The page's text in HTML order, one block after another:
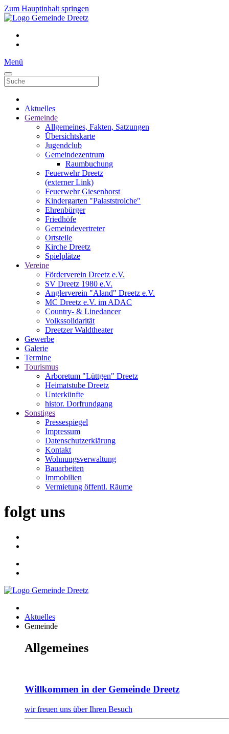
Zum Hauptinhalt springen
Menü
Aktuelles
Gemeinde
Allgemeines, Fakten, Satzungen
Übersichtskarte
Jugendclub
Gemeindezentrum
Raumbuchung
Feuerwehr Dreetz
(externer Link)
Feuerwehr Giesenhorst
Kindergarten "Palaststrolche"
Ehrenbürger
Friedhöfe
Gemeindevertreter
Ortsteile
Kirche Dreetz
Spielplätze
Vereine
Förderverein Dreetz e.V.
SV Dreetz 1980 e.V.
Anglerverein "Aland" Dreetz e.V.
MC Dreetz e.V. im ADAC
Country- & Linedancer
Volkssolidarität
Dreetzer Waldtheater
Gewerbe
Galerie
Termine
Tourismus
Arboretum "Lüttgen" Dreetz
Heimatstube Dreetz
Unterkünfte
histor. Dorfrundgang
Sonstiges
Pressespiegel
Impressum
Datenschutzerklärung
Kontakt
Wohnungsverwaltung
Bauarbeiten
Immobilien
Vermietung öffentl. Räume
folgt uns
Aktuelles
Gemeinde
Allgemeines
Willkommen in der Gemeinde Dreetz
wir freuen uns über Ihren Besuch